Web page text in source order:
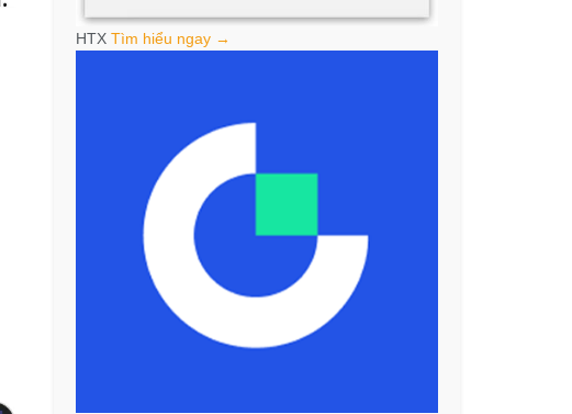
HTX Tìm hiểu ngay →